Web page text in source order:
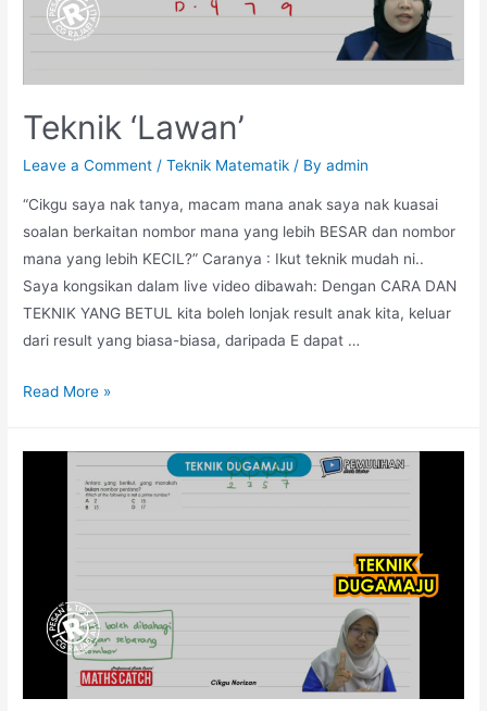
Teknik ‘Lawan’
Leave a Comment /Teknik Matematik / Byadmin
“Cikgu saya nak tanya, macam mana anak saya nak kuasai
soalan berkaitan nombor mana yang lebih BESAR dan nombor
mana yang lebih KECIL?” Caranya : Ikut teknik mudah ni..
Saya kongsikan dalam live video dibawah: Dengan CARA DAN
TEKNIK YANG BETUL kita boleh lonjak result anak kita, keluar
dari result yang biasa-biasa, daripada E dapat …
Teknik
Read More »